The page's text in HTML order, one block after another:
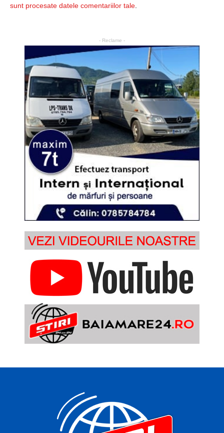
sunt procesate datele comentariilor tale
- Reclame -